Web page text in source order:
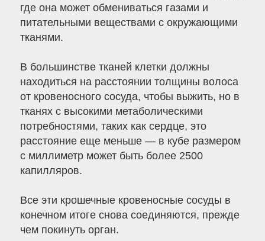
где она может обмениваться газами и
питательными веществами с окружающими
тканями.
В большинстве тканей клетки должны
находиться на расстоянии толщины волоса
от кровеносного сосуда, чтобы выжить, но в
тканях с высокими метаболическими
потребностями, таких как сердце, это
расстояние еще меньше — в кубе размером
с миллиметр может быть более 2500
капилляров.
Все эти крошечные кровеносные сосуды в
конечном итоге снова соединяются, прежде
чем покинуть орган.